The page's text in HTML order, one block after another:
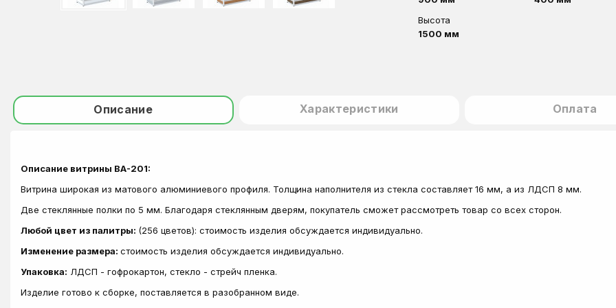
Высота
1500 мм
Описание Характеристики Оплата
Описание витрины ВА-201:
Витрина широкая из матового алюминиевого профиля. Толщина наполнителя из стекла составляет 16 мм, а из ЛДСП 8 мм.
Две стеклянные полки по 5 мм. Благодаря стеклянным дверям, покупатель сможет рассмотреть товар со всех сторон.
Любой цвет из палитры: (256 цветов): стоимость изделия обсуждается индивидуально.
Изменение размера: стоимость изделия обсуждается индивидуально.
Упаковка: ЛДСП - гофрокартон, стекло - стрейч пленка.
Изделие готово к сборке, поставляется в разобранном виде.